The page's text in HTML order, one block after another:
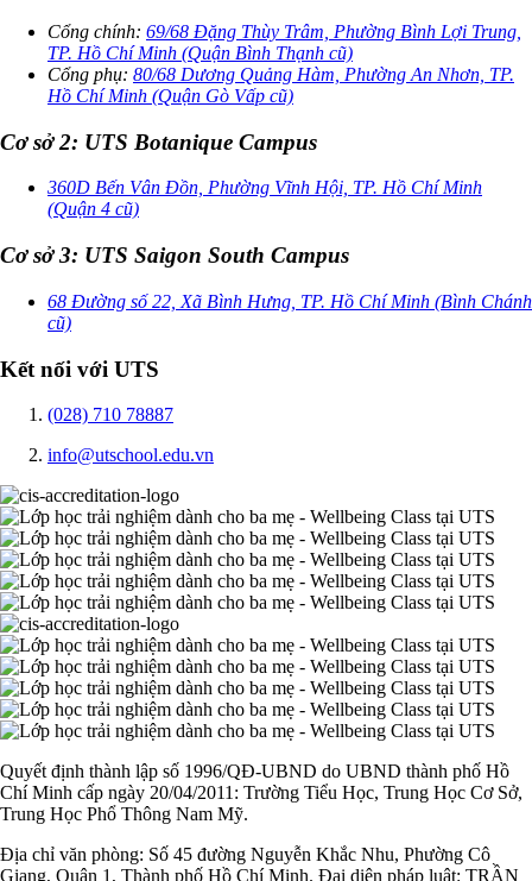
Cổng chính: 69/68 Đặng Thùy Trâm, Phường Bình Lợi Trung,
TP. Hồ Chí Minh (Quận Bình Thạnh cũ)
Cổng phụ: 80/68 Dương Quảng Hàm, Phường An Nhơn, TP.
Hồ Chí Minh (Quận Gò Vấp cũ)
Cơ sở 2: UTS Botanique Campus
360D Bến Vân Đồn, Phường Vĩnh Hội, TP. Hồ Chí Minh
(Quận 4 cũ)
Cơ sở 3: UTS Saigon South Campus
68 Đường số 22, Xã Bình Hưng, TP. Hồ Chí Minh (Bình Chánh
cũ)
Kết nối với UTS
(028) 710 78887
info@utschool.edu.vn
Quyết định thành lập số 1996/QĐ-UBND do UBND thành phố Hồ
Chí Minh cấp ngày 20/04/2011: Trường Tiểu Học, Trung Học Cơ Sở,
Trung Học Phổ Thông Nam Mỹ.
Địa chỉ văn phòng: Số 45 đường Nguyễn Khắc Nhu, Phường Cô
Giang, Quận 1, Thành phố Hồ Chí Minh. Đại diện pháp luật: TRẦN